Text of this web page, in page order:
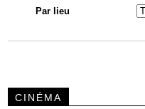
Par lieu
CINÉMA